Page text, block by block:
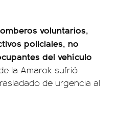
voluntarios,
policiales, no
del vehículo
la Amarok sufrió
de urgencia al